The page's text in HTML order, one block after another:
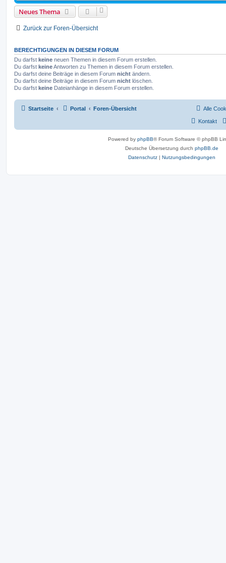
Neues Thema
Zurück zur Foren-Übersicht
BERECHTIGUNGEN IN DIESEM FORUM
Du darfst keine neuen Themen in diesem Forum erstellen.
Du darfst keineAntworten zu Themen in diesem Forum erstellen.
Du darfst deine Beiträge in diesem Forum nicht ändern.
Du darfst deine Beiträge in diesem Forum nicht löschen.
Du darfst keine Dateianhänge in diesem Forum erstellen.
Startseite Portal Foren-Übersicht Alle
Kontakt
Powered by phpBB® Forum Software © phpBB
Deutsche Übersetzung durch phpBB.de
Datenschutz | Nutzungsbedingungen